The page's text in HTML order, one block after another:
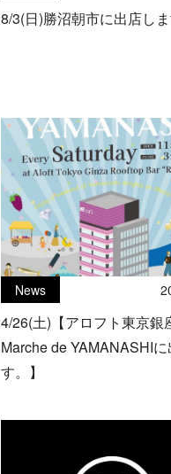
8/3(日)勝沼朝市に出店しま
News
4/26(土)【アロフト東京銀
Marche de YAMANASHIに
す。】